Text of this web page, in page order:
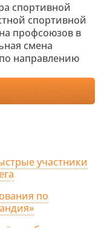
спортивной
спортивной
профсоюзов в
смена
направлению
участники
по